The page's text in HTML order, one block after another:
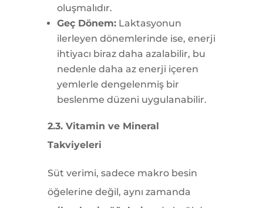
oluşmalıdır.
Geç Dönem:Laktasyonun
ilerleyen dönemlerinde ise, enerji
ihtiyacı biraz daha azalabilir, bu
nedenle daha az enerji içeren
yemlerle dengelenmiş bir
beslenme düzeni uygulanabilir.
2.3. Vitamin ve Mineral
Takviyeleri
Süt verimi, sadece makro besin
öğelerine değil, aynı zamanda